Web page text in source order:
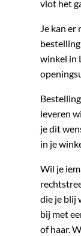
vlot het
Je kan
winkel in
leveren
je dit
in je
Wil je
die je blij
bij met
of haar.